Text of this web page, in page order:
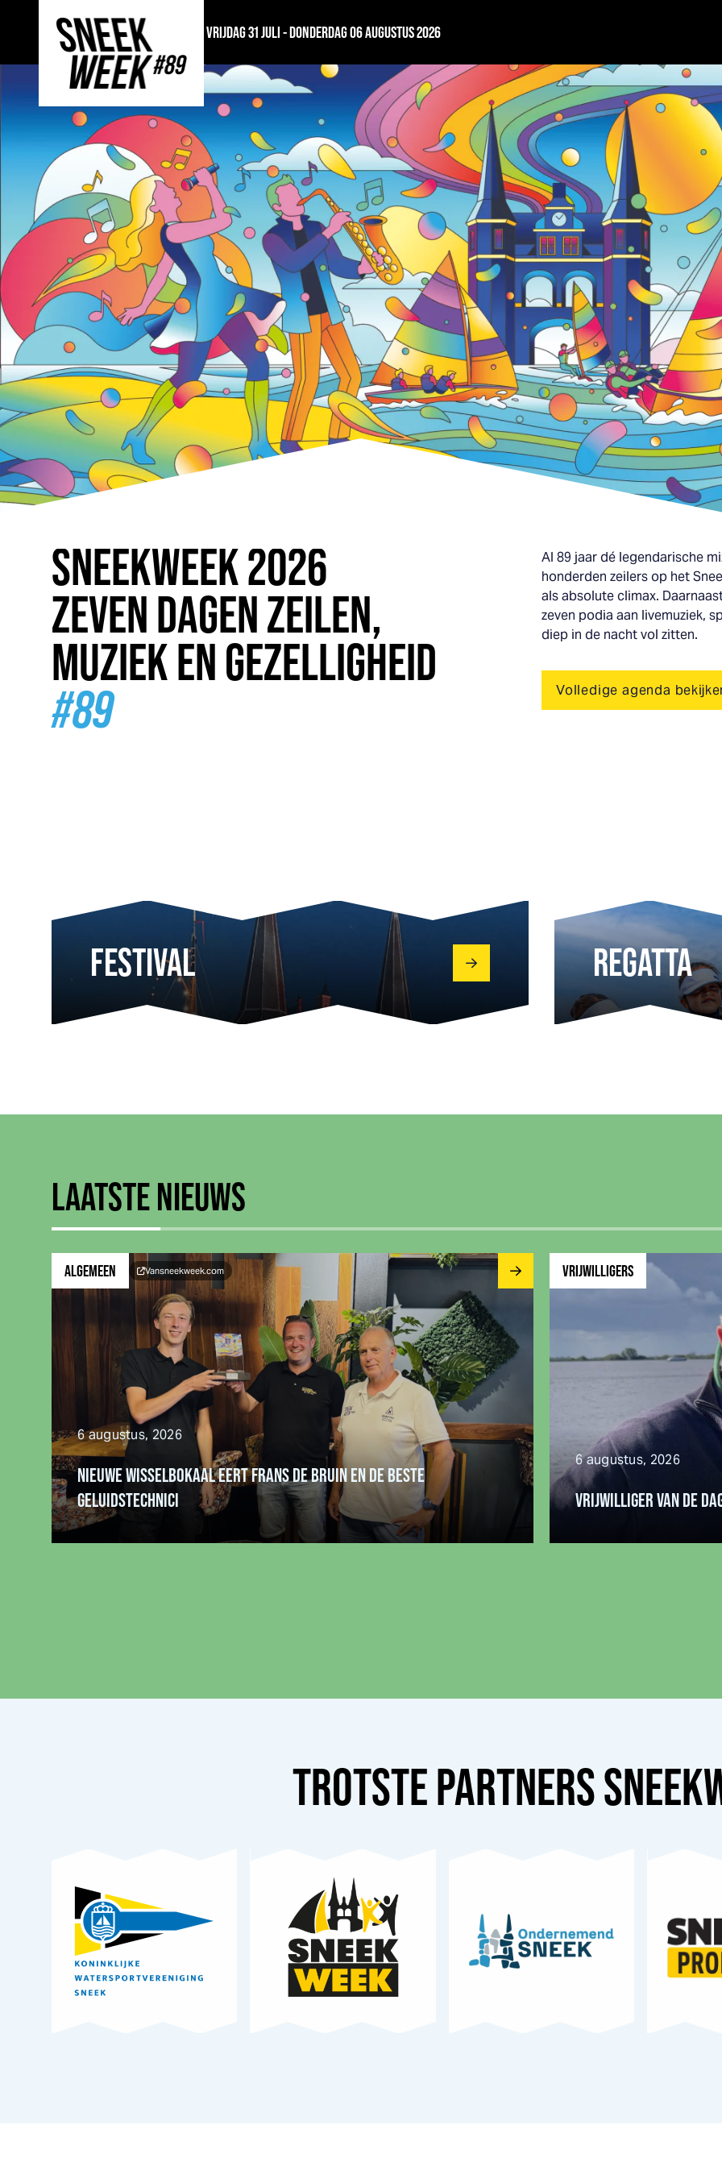
Sneekweek
VRIJDAG 31 JULI - DONDERDAG 06 AUGUSTUS 2026
SNEEKWEEK
Al 89 jaar dé legendarische
honderden zeilers op het
als absolute climax.
zeven podia aan livemuziek,
diep in de nacht vol zitten.
Volledige agenda
SNEEKWEEK2026
ZEVEN DAGEN ZEILEN,
MUZIEK EN GEZELLIGHEID
#89
FESTIVAL REGATTA
LAATSTE NIEUWS
Ga naar Nieuwe wisselbokaal eert Frans de Bruin en de beste geluidstechnici pagina
ALGEMEEN Vansneekweek.com
NIEUWE WISSELBOKAAL EERT FRANS DE BRUIN EN DE BESTE
GELUIDSTECHNICI
6 augustus, 2026
Ga naar Vrijwilliger van de
VRIJWILLIGERS
VRIJWILLIGER VAN DE
6 augustus, 2026
TROTSTE PARTNERSSNEEK